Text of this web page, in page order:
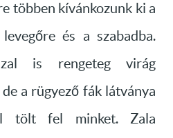
többen kívánkozunk ki a
és a szabadba.
is rengeteg virág
a rügyező fák látványa
tölt fel minket. Zala